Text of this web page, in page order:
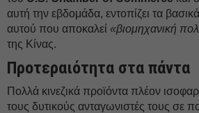
αυτή την εβδομάδα, εντοπίζει τα
αυτού που αποκαλεί «βιομηχανική
της Κίνας.
Προτεραιότητα στα πάντα
Πολλά κινεζικά προϊόντα πλέον
τους δυτικούς ανταγωνιστές τους σε